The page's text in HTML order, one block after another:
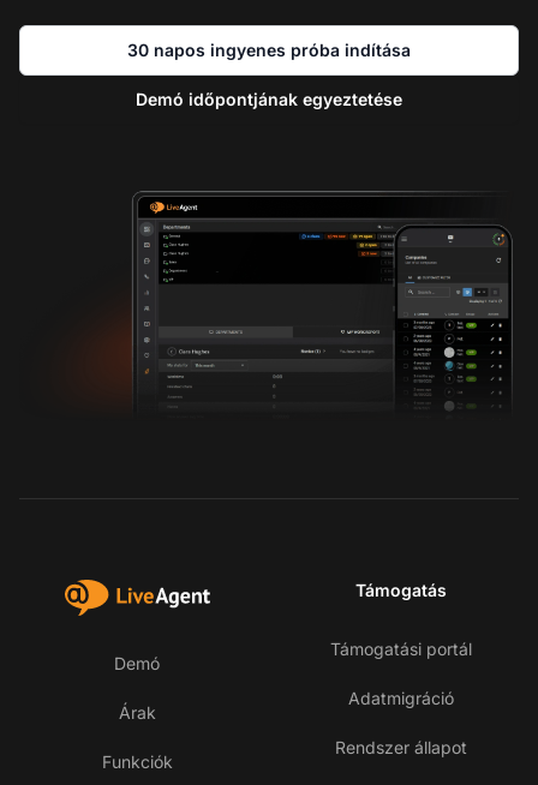
30 napos ingyenes próba indítása
Demó időpontjának egyeztetése
Demó
Árak
Funkciók
Támogatás
Támogatási portál
Adatmigráció
Rendszer állapot